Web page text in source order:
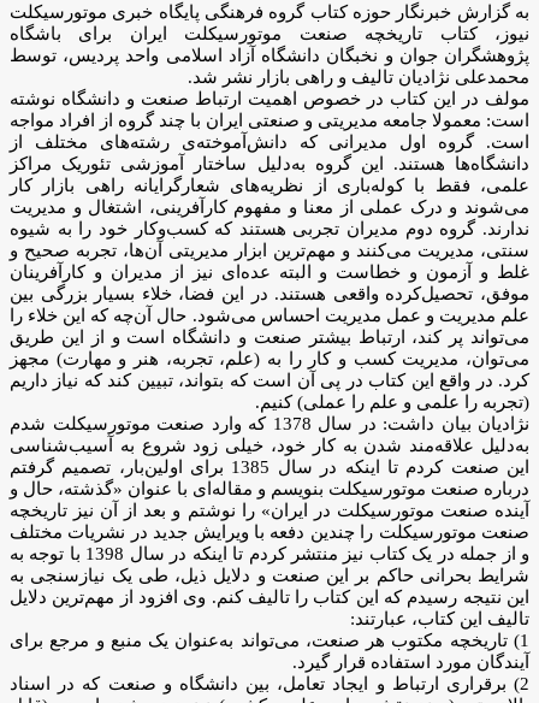
به گزارش خبرنگار حوزه کتاب گروه فرهنگی پایگاه خبری موتورسیکلت
نیوز، کتاب تاریخچه صنعت موتورسیکلت ایران برای باشگاه
پژوهشگران جوان و نخبگان دانشگاه آزاد اسلامی واحد پردیس، توسط
محمدعلی نژادیان تالیف و راهی بازار نشر شد.
مولف در این کتاب در خصوص اهمیت ارتباط صنعت و دانشگاه نوشته
است: معمولا جامعه مدیریتی و صنعتی ایران با چند گروه از افراد مواجه
است. گروه اول مدیرانی که دانش‌آموخته‌ی رشته‌های مختلف از
دانشگاه‌ها هستند. این گروه به‌دلیل ساختار آموزشی تئوریک مراکز
علمی، فقط با کوله‌باری از نظریه‌های شعارگرایانه راهی بازار کار
می‌شوند و درک عملی از معنا و مفهوم کارآفرینی، اشتغال و مدیریت
ندارند. گروه دوم مدیران تجربی هستند که کسب‌وکار خود را به شیوه
سنتی، مدیریت‌ می‌کنند و مهم‌ترین ابزار مدیریتی آن‌ها، تجربه صحیح و
غلط و آزمون و خطاست و البته عده‌ای نیز از مدیران و کارآفرینان
موفق، تحصیل‌کرده واقعی هستند. در این فضا، خلاء بسیار بزرگی بین
علم مدیریت و عمل مدیریت احساس می‌شود. حال آن‌چه که این خلاء را
می‌تواند پر کند، ارتباط بیشتر صنعت و دانشگاه است و از این طریق
می‌توان، مدیریت کسب و کار را به (علم، تجربه، هنر و مهارت) مجهز
کرد. در واقع این کتاب در پی آن است که بتواند، تبیین کند که نیاز داریم
(تجربه را علمی و علم را عملی) کنیم.
نژادیان بیان داشت: در سال 1378 که وارد صنعت موتورسیکلت شدم
به‌دلیل علاقه‌مند شدن به کار خود، خیلی زود شروع به آسیب‌شناسی
این صنعت کردم تا اینکه در سال 1385 برای اولین‌بار، تصمیم گرفتم
درباره صنعت موتورسیکلت بنویسم و مقاله‌ای با عنوان «گذشته، حال و
آینده صنعت موتورسیکلت در ایران» را نوشتم و بعد از آن نیز تاریخچه
صنعت موتورسیکلت را چندین دفعه با ویرایش جدید در نشریات مختلف
و از جمله در یک کتاب نیز منتشر کردم تا اینکه در سال 1398 با توجه به
شرایط بحرانی حاکم بر این صنعت و دلایل ذیل، طی یک نیازسنجی به
این نتیجه رسیدم که این کتاب را تالیف کنم. وی افزود از مهم‌ترین دلایل
تالیف این کتاب، عبارتند:
1) تاریخچه مکتوب هر صنعت، می‌تواند به‌عنوان یک منبع و مرجع برای
آیندگان مورد استفاده قرار گیرد.
2) برقراری ارتباط و ایجاد تعامل، بین دانشگاه و صنعت که در اسناد